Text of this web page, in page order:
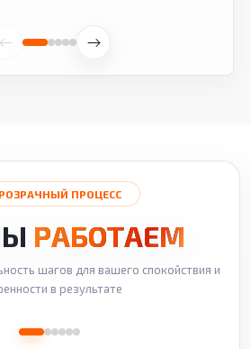
ПРОЦЕСС
РАБОТАЕМ
шагов для вашего спокойствия и
в результате